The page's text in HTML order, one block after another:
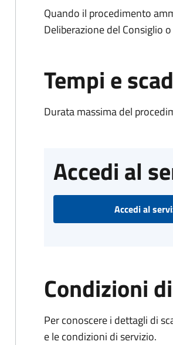
Quando il procedimento
Deliberazione del Consiglio
Tempi e
Durata massima del
Accedi al
Accedi al
Condizioni
Per conoscere i dettagli di
e le condizioni di servizio.